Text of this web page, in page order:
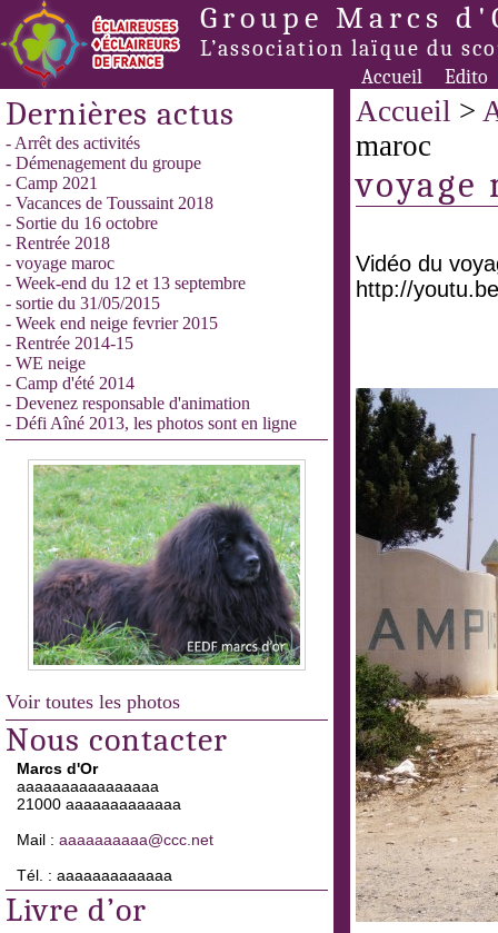
Groupe Marcs
L’association laïque du
Accueil Edito
Dernières actus
- Arrêt des activités
- Démenagement du groupe
- Camp 2021
- Vacances de Toussaint 2018
- Sortie du 16 octobre
- Rentrée 2018
- voyage maroc
- Week-end du 12 et 13 septembre
- sortie du 31/05/2015
- Week end neige fevrier 2015
- Rentrée 2014-15
- WE neige
- Camp d'été 2014
- Devenez responsable d'animation
- Défi Aîné 2013, les photos sont en ligne
Voir toutes les photos
Nous contacter
Marcs d'Or
aaaaaaaaaaaaaaaa
21000 aaaaaaaaaaaaa
Mail : aaaaaaaaaa@ccc.net
Tél. : aaaaaaaaaaaaa
Livre d’or
Accueil >
maroc
voyage
Vidéo du
http://